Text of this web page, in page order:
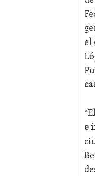
el
e